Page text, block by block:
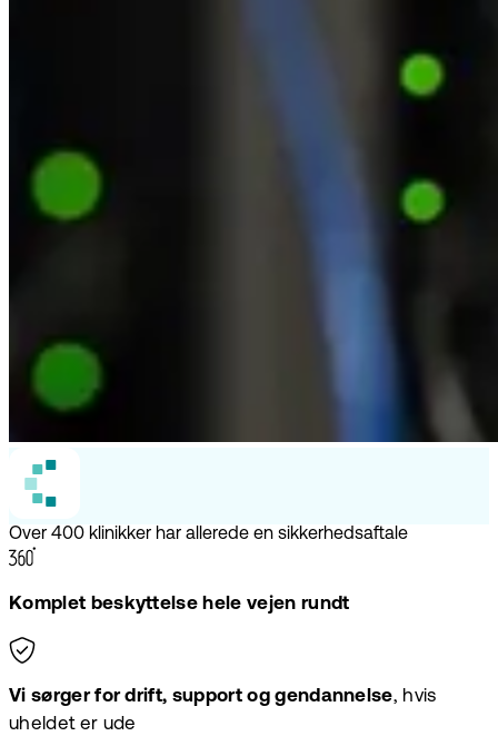
Over 400 klinikker har allerede en sikkerhedsaftale
Komplet beskyttelse hele vejen rundt
Vi sørger for drift, support og gendannelse, hvis
uheldet er ude